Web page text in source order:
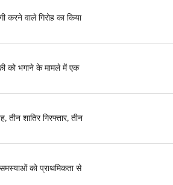
करने वाले गिरोह का किया
को भगाने के मामले में एक
तीन शातिर गिरफ्तार, तीन
को प्राथमिकता से